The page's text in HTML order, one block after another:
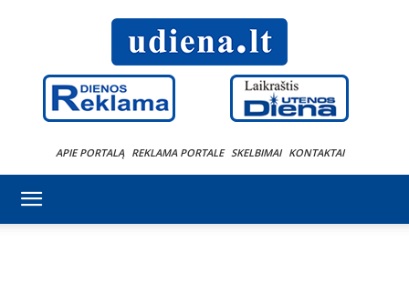
APIE PORTALĄ REKLAMA PORTALE SKELBIMAI KONTAKTAI